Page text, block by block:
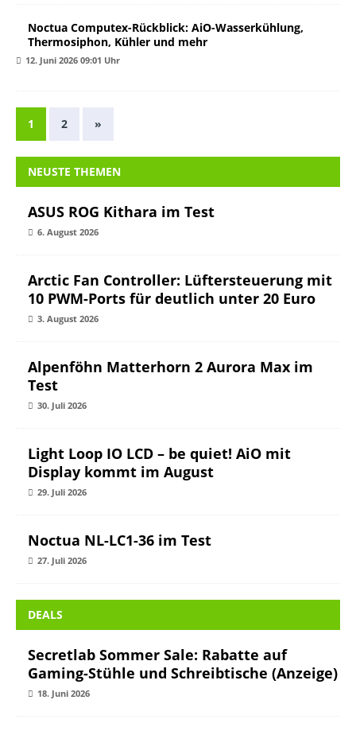
Noctua Computex-Rückblick: AiO-Wasserkühlung,
Thermosiphon, Kühler und mehr
12. Juni 2026 09:01 Uhr
1 2 »
NEUSTE THEMEN
ASUS ROG Kithara im Test
6. August 2026
Arctic Fan Controller: Lüftersteuerung mit
10 PWM-Ports für deutlich unter 20 Euro
3. August 2026
Alpenföhn Matterhorn 2 Aurora Max im
Test
30. Juli 2026
Light Loop IO LCD – be quiet! AiO mit
Display kommt im August
29. Juli 2026
Noctua NL-LC1-36 im Test
27. Juli 2026
DEALS
Secretlab Sommer Sale: Rabatte auf
Gaming-Stühle und Schreibtische (Anzeige)
18. Juni 2026